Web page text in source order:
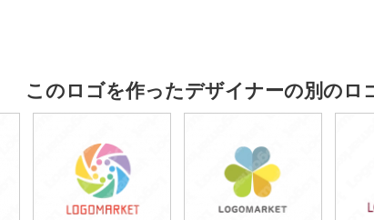
このロゴを作ったデザイナーの別のロ